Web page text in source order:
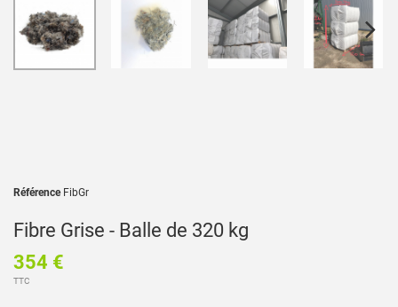
Référence FibGr
Fibre Grise - Balle de 320 kg
354 €
TTC